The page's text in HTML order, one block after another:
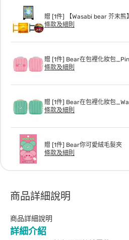
贈 [1件] 【Wasabi bear 芥末
條款及細則
贈 [1件] Bear在包裡化妝包
條款及細則
贈 [1件] Bear在包裡化妝包
條款及細則
贈 [1件] Bear你可愛絨毛髮夾
條款及細則
商品詳細說明
商品詳細說明
詳細介紹